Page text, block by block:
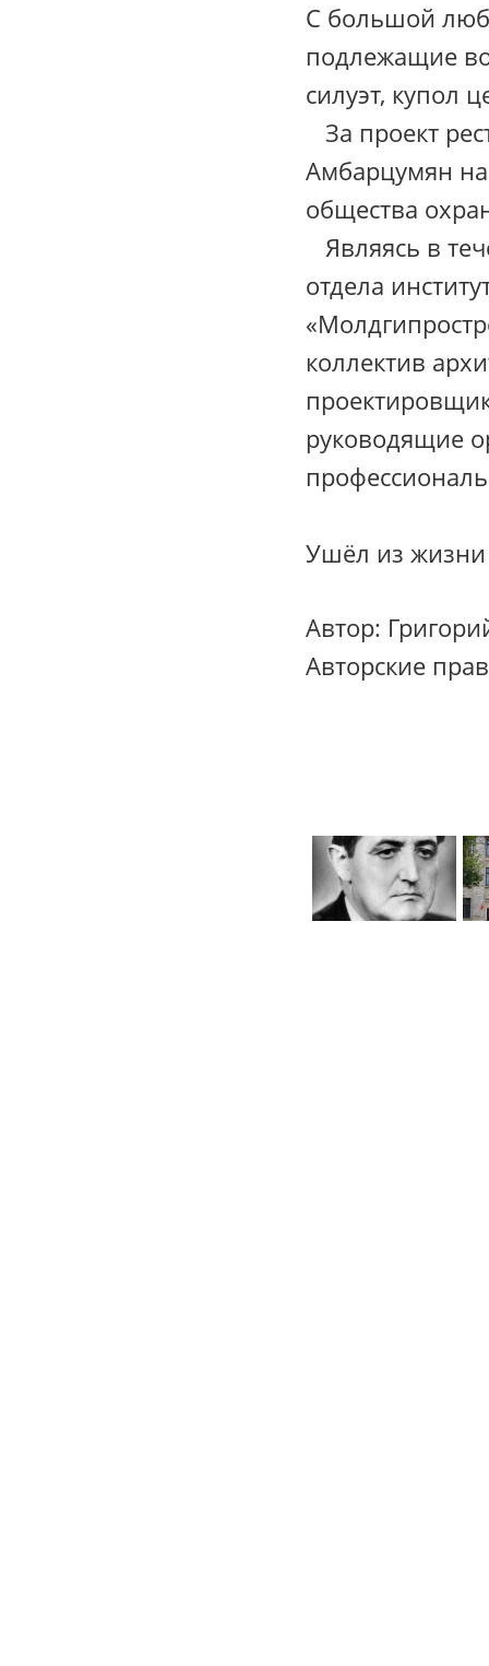
С большой
подлежащие
силуэт, купол
За проект
Амбарцумян
общества
Являясь в
отдела
коллектив
руководящие
Ушёл из жизни
Автор:
Авторские